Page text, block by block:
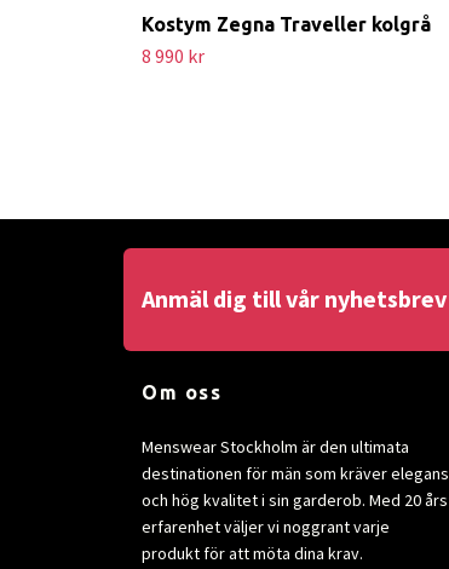
Kostym Zegna Traveller kolgrå
8 990 kr
Anmäl dig till vår nyhetsbrev
Om oss
Menswear Stockholm är den ultimata
destinationen för män som kräver elegans
och hög kvalitet i sin garderob. Med 20 års
erfarenhet väljer vi noggrant varje
produkt för att möta dina krav.